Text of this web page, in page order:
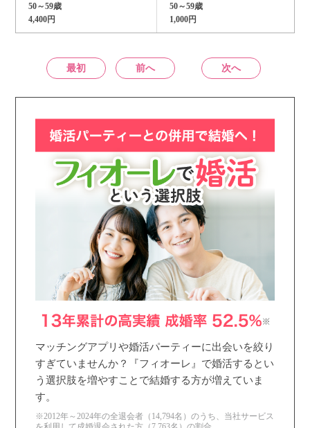
50～59歳
4,400円
50～59歳
1,000円
最初 前へ 次へ
マッチングアプリや婚活パーティーに出会いを絞り
すぎていませんか？『フィオーレ』で婚活するとい
う選択肢を増やすことで結婚する方が増えていま
す。
※2012年～2024年の全退会者（14,794名）のうち、当社サービス